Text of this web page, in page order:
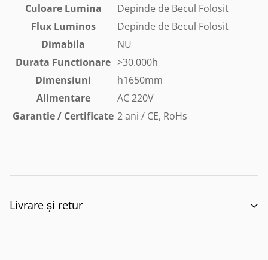
Culoare Lumina
Depinde de Becul Folosit
Flux Luminos
Depinde de Becul Folosit
Dimabila
NU
Durata Functionare >30.000h
Dimensiuni
h1650mm
Alimentare
AC 220V
Garantie / Certificate 2 ani / CE, RoHs
Livrare și retur